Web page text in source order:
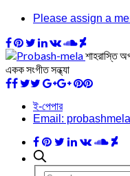
Please assign a
শাহরাস্তি
একক সংগীত সন্ধ্যা
ই-পেপার
Email: